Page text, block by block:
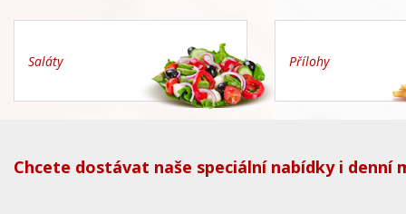
Saláty Přílohy
Chcete dostávat naše speciální nabídky i denní